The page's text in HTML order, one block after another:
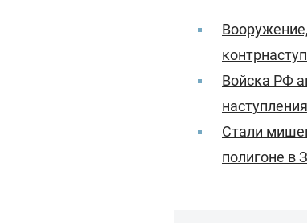
Войска РФ
Стали
полигоне в